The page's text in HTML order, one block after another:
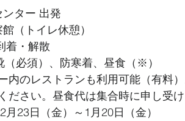
ター 出発
（トイレ休憩）
着・解散
必須）、防寒着、昼食（※）
内のレストランも利用可能（有料
ださい。昼食代は集合時に申し受け
23日（金）～1月20日（金）